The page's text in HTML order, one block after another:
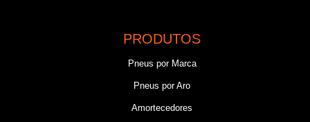
PRODUTOS
Pneus por Marca
Pneus por Aro
Amortecedores